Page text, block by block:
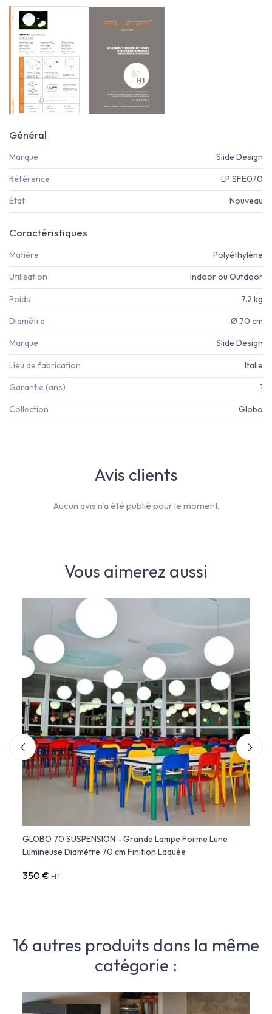
Général
Marque Slide Design
Référence LP SFE070
État Nouveau
Caractéristiques
Matière Polyéthylène
Utilisation Indoor ou Outdoor
Poids 7.2 kg
Diamètre Ø 70 cm
Marque Slide Design
Lieu de fabrication Italie
Garantie (ans) 1
Collection Globo
Vous aimerez aussi
GLOBO 70 SUSPENSION - Grande Lampe Forme Lune
Lumineuse Diamètre 70 cm Finition Laquée
350 € HT
Avis clients
Aucun avis n'a été publié pour le moment.
16 autres produits dans la même
catégorie :